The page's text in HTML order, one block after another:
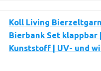
Koll Living
Bierbank Set klappbar
Kunststoff | UV- und